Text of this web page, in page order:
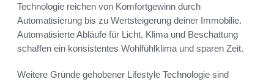
Technologie reichen von Komfortgewinn durch
Automatisierung bis zu Wertsteigerung deiner Immobilie.
Automatisierte Abläufe für Licht, Klima und Beschattung
schaffen ein konsistentes Wohlfühlklima und sparen Zeit.
Weitere Gründe gehobener Lifestyle Technologie sind